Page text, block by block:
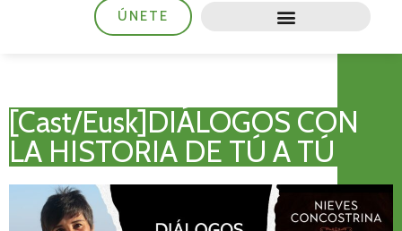
ÚNETE
[Cast/Eusk]DIÁLOGOS CON
LA HISTORIA DE TÚ A TÚ